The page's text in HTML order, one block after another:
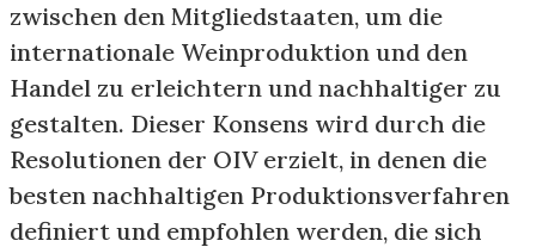
zwischen den Mitgliedstaaten, um die
internationale Weinproduktion und den
Handel zu erleichtern und nachhaltiger zu
gestalten. Dieser Konsens wird durch die
Resolutionen der OIV erzielt, in denen die
besten nachhaltigen Produktionsverfahren
definiert und empfohlen werden, die sich